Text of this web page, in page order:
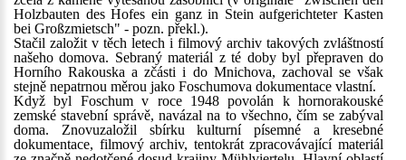
Holzbauten des Hofes ein ganz in Stein aufgerichteter Kasten
bei Großzmietsch" - pozn. překl.).
Stačil založit v těch letech i filmový archiv takových zvláštností
našeho domova. Sebraný materiál z té doby byl přepraven do
Horního Rakouska a zčásti i do Mnichova, zachoval se však
stejně nepatrnou měrou jako Foschumova dokumentace vlastní.
Když byl Foschum v roce 1948 povolán k hornorakouské
zemské stavební správě, navázal na to všechno, čím se zabýval
doma. Znovuzaložil sbírku kulturní písemné a kresebné
dokumentace, filmový archiv, tentokrát zpracovávající materiál